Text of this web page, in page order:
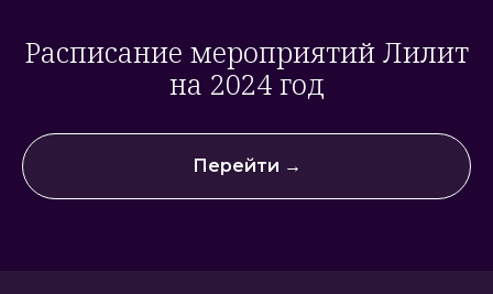
Расписание мероприятий Лилит
на 2024 год
Перейти →